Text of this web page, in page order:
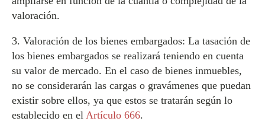
valoración.
3. Valoración de los bienes embargados: La tasación de
los bienes embargados se realizará teniendo en cuenta
su valor de mercado. En el caso de bienes inmuebles,
no se considerarán las cargas o gravámenes que puedan
existir sobre ellos, ya que estos se tratarán según lo
establecido en el Artículo 666.